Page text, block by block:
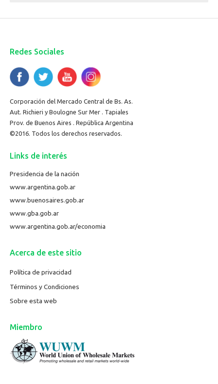
Redes Sociales
Corporación del Mercado Central de Bs. As.
Aut. Richieri y Boulogne Sur Mer . Tapiales
Prov. de Buenos Aires . República Argentina
©2016. Todos los derechos reservados.
Links de interés
Presidencia de la nación
www.argentina.gob.ar
www.buenosaires.gob.ar
www.gba.gob.ar
www.argentina.gob.ar/economia
Acerca de este sitio
Política de privacidad
Términos y Condiciones
Sobre esta web
Miembro